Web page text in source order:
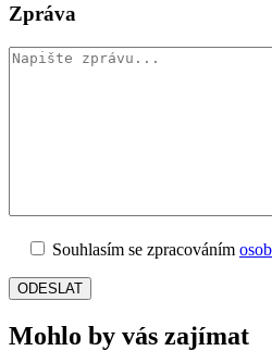
Zpráva
Souhlasím se zpracováním
Mohlo by vás zajímat